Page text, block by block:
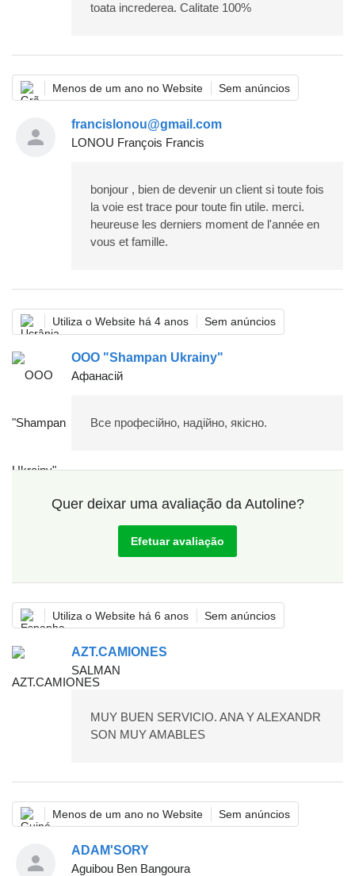
toata increderea. Calitate 100%
Menos de um ano no Website Sem anúncios
francislonou@gmail.com
LONOU François Francis
bonjour , bien de devenir un client si toute fois
la voie est trace pour toute fin utile. merci.
heureuse les derniers moment de l'année en
vous et famille.
Utiliza o Website há 4 anos Sem anúncios
OOO "Shampan Ukrainy"
Афанасій
Все професійно, надійно, якісно.
Quer deixar uma avaliação da Autoline?
Efetuar avaliação
Utiliza o Website há 6 anos Sem anúncios
AZT.CAMIONES
SALMAN
MUY BUEN SERVICIO. ANA Y ALEXANDR
SON MUY AMABLES
Menos de um ano no Website Sem anúncios
ADAM'SORY
Aguibou Ben Bangoura